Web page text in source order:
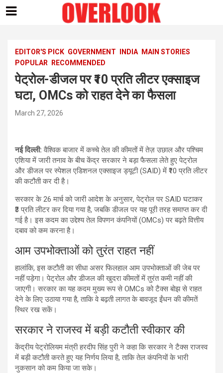
contentEDITOR'S PICK GOVERNMENT INDIA
MAIN STORIES
POPULAR
RECOMMENDED
पेट्रोल-डीजल पर ₹10 प्रति लीटर एक्साइज
घटा, OMCs को राहत देने का फैसला
March 27, 2026
नई दिल्ली: वैश्विक बाजार में कच्चे तेल की कीमतों में तेज़ उछाल और पश्चिम
एशिया में जारी तनाव के बीच केंद्र सरकार ने बड़ा फैसला लेते हुए पेट्रोल
और डीजल पर स्पेशल एडिशनल एक्साइज ड्यूटी (SAID) में ₹10 प्रति लीटर
की कटौती कर दी है।
सरकार के 26 मार्च को जारी आदेश के अनुसार, पेट्रोल पर SAID घटाकर
₹3 प्रति लीटर कर दिया गया है, जबकि डीजल पर यह पूरी तरह समाप्त कर दी
गई है। इस कदम का उद्देश्य तेल विपणन कंपनियों (OMCs) पर बढ़ते वित्तीय
दबाव को कम करना है।
आम उपभोक्ताओं को तुरंत राहत नहीं
हालांकि, इस कटौती का सीधा असर फिलहाल आम उपभोक्ताओं की जेब पर
नहीं पड़ेगा। पेट्रोल और डीजल की खुदरा कीमतों में तुरंत कमी नहीं की
जाएगी। सरकार का यह कदम मुख्य रूप से OMCs को टैक्स बोझ से राहत
देने के लिए उठाया गया है, ताकि वे बढ़ती लागत के बावजूद ईंधन की कीमतें
स्थिर रख सकें।
सरकार ने राजस्व में बड़ी कटौती स्वीकार की
केंद्रीय पेट्रोलियम मंत्री हरदीप सिंह पुरी ने कहा कि सरकार ने टैक्स राजस्व
में बड़ी कटौती करते हुए यह निर्णय लिया है, ताकि तेल कंपनियों के भारी
नुकसान को कम किया जा सके।